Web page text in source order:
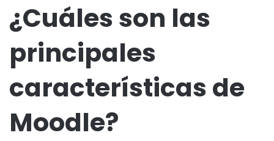
¿Cuáles son las
principales
características de
Moodle?